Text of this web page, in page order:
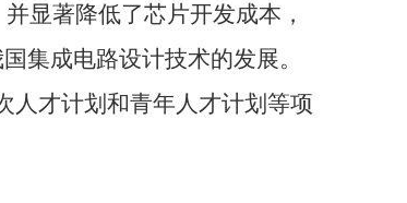
显著降低了芯片开发成本，
集成电路设计技术的发展。
人才计划和青年人才计划等项